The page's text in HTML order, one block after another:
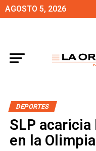
AGOSTO 5, 2026
DEPORTES
SLP
en la